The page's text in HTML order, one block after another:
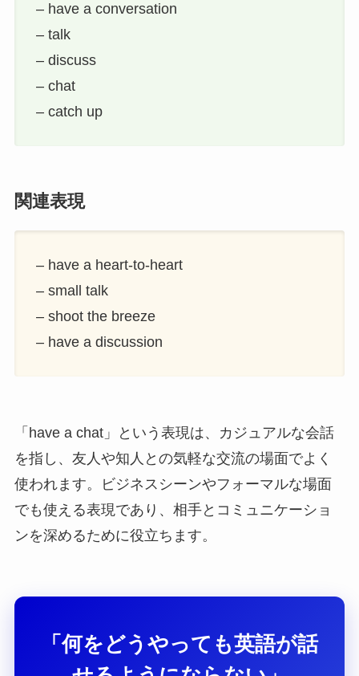
– have a conversation
– talk
– discuss
– chat
– catch up
関連表現
– have a heart-to-heart
– small talk
– shoot the breeze
– have a discussion
「have a chat」という表現は、カジュアルな会話
を指し、友人や知人との気軽な交流の場面でよく
使われます。ビジネスシーンやフォーマルな場面
でも使える表現であり、相手とコミュニケーショ
ンを深めるために役立ちます。
「何をどうやっても英語が話